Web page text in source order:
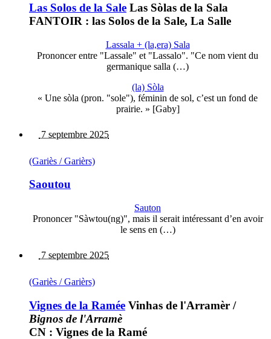
Las Solos de la Sale Las Sòlas de la Sala
FANTOIR : las Solos de la Sale, La Salle
Lassala + (la,era) Sala
Prononcer entre "Lassale" et "Lassalo". "Ce nom vient du
germanique salla (…)
(la) Sòla
« Une sòla (pron. "sole"), féminin de sol, c’est un fond de
prairie. » [Gaby]
7 septembre 2025
(Gariès / Garièrs)
Saoutou
Sauton
Prononcer "Sàwtou(ng)", mais il serait intéressant d’en avoir
le sens en (…)
7 septembre 2025
(Gariès / Garièrs)
Vignes de la Ramée Vinhas de l'Arramèr /
Bignos de l'Arramè
CN : Vignes de la Ramé